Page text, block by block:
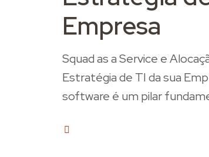
Empresa
Squad as a Service e
Estratégia de TI da sua
software é um pilar